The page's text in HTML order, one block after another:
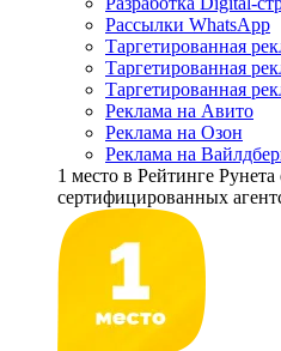
Рассылки WhatsApp
Таргетированная
Таргетированная
Таргетированная
Реклама на Авито
Реклама на Озон
Реклама на
1 место в Рейтинге
сертифицированных